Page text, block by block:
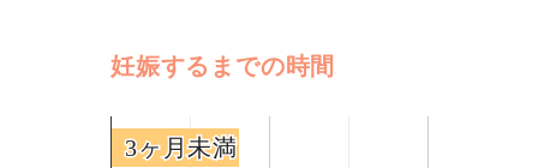
妊娠するまでの時間
3ヶ月未満
3ヶ月未満